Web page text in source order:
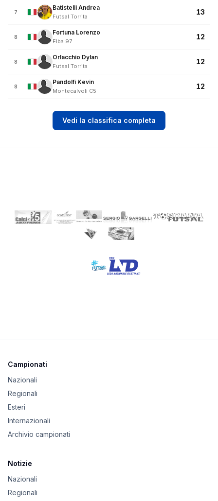
7
Batistelli Andrea
Futsal Torrita
13
8
Fortuna Lorenzo
Elba 97
12
8
Orlacchio Dylan
Futsal Torrita
12
8
Pandolfi Kevin
Montecalvoli C5
12
Vedi la classifica completa
Campionati
Nazionali
Regionali
Esteri
Internazionali
Archivio campionati
Notizie
Nazionali
Regionali